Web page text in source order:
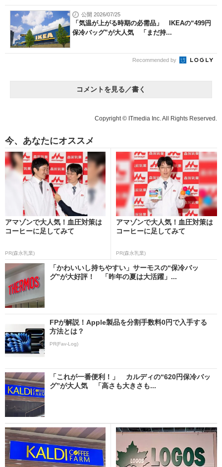
公開 2026/07/25
「気温が上がる時期の必需品」 IKEAの“499円
保冷バッグ”が大人気 「まだ持...
Recommended by
コメントを見る／書く
Copyright © ITmedia Inc. All Rights Reserved.
今、あなたにオススメ
アマゾンで大人気！血圧対策は
コーヒーに足してみて
PR(森永乳業)
アマゾンで大人気！血圧対策は
コーヒーに足してみて
PR(森永乳業)
「かわいいし持ちやすい」サーモスの“保冷バッ
グ”が大好評！ 「昨年の夏は大活躍」...
FPが解説！Apple製品を分割手数料0円で入手する
方法とは？
PR(Fav-Log)
「これが一番便利！」 カルディの“620円保冷バッ
グ”が大人気 「高さも大きさも...